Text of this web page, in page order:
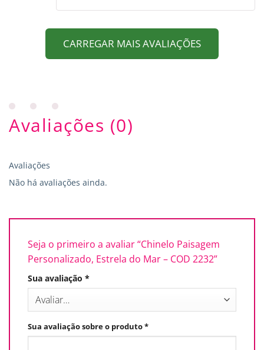
CARREGAR MAIS AVALIAÇÕES
Avaliações (0)
Avaliações
Não há avaliações ainda.
Seja o primeiro a avaliar “Chinelo Paisagem
Personalizado, Estrela do Mar – COD 2232”
Sua avaliação *
Sua avaliação sobre o produto*